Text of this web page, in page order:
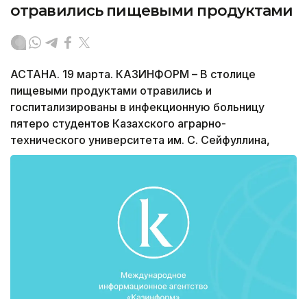
отравились пищевыми продуктами
АСТАНА. 19 марта. КАЗИНФОРМ – В столице
пищевыми продуктами отравились и
госпитализированы в инфекционную больницу
пятеро студентов Казахского аграрно-
технического университета им. С. Сейфуллина,